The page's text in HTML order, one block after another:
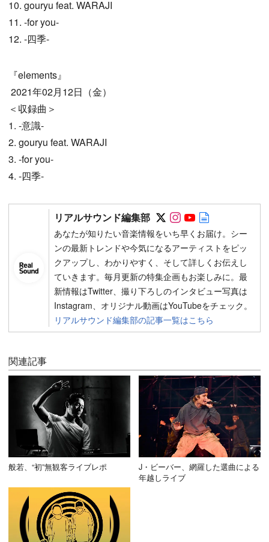
10. gouryu feat. WARAJI
11. -for you-
12. -四季-
『elements』
2021年02月12日（金）
＜収録曲＞
1. -意識-
2. gouryu feat. WARAJI
3. -for you-
4. -四季-
リアルサウンド編集部 Follow on SNS
Follow on SNS
Follow on
あなたが知りたい音楽情報をいち早くお届け。シー
ンの最新トレンドや今気になるアーティストをピッ
クアップし、わかりやすく、そして詳しくお伝えし
ていきます。毎月更新の特集企画もお楽しみに。最
新情報はTwitter、撮り下ろしのインタビュー写真は
Instagram、オリジナル動画はYouTubeをチェック。
リアルサウンド編集部の記事一覧はこちら
関連記事
般若、“初”無観客ライブレポ
J・ビーバー、網羅した選曲による
年越しライブ